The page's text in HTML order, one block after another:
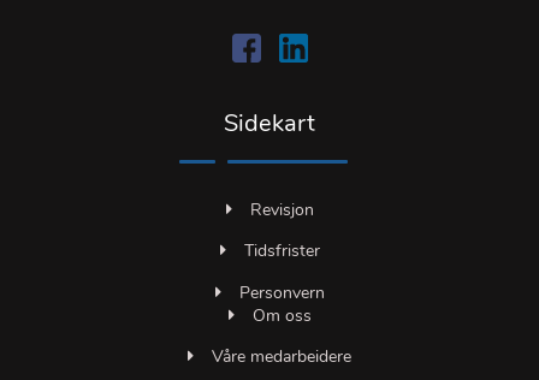
Sidekart
Revisjon
Tidsfrister
Personvern
Om oss
Våre medarbeidere